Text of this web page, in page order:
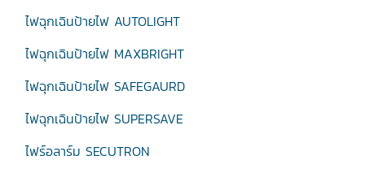
ไฟฉุกเฉินป้ายไฟ AUTOLIGHT
ไฟฉุกเฉินป้ายไฟ MAXBRIGHT
ไฟฉุกเฉินป้ายไฟ SAFEGAURD
ไฟฉุกเฉินป้ายไฟ SUPERSAVE
ไฟร์อลาร์ม SECUTRON